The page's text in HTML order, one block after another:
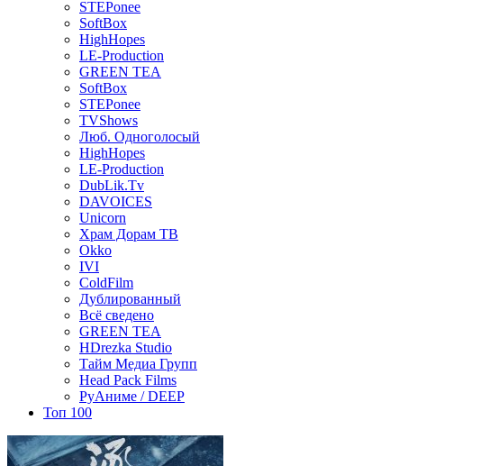
STEPonee
SoftBox
HighHopes
LE-Production
GREEN TEA
SoftBox
STEPonee
TVShows
Люб. Одноголосый
HighHopes
LE-Production
DubLik.Tv
DAVOICES
Unicorn
Храм Дорам ТВ
Okko
IVI
ColdFilm
Дублированный
Всё сведено
GREEN TEA
HDrezka Studio
Тайм Медиа Групп
Head Pack Films
РуАниме / DEEP
Топ 100